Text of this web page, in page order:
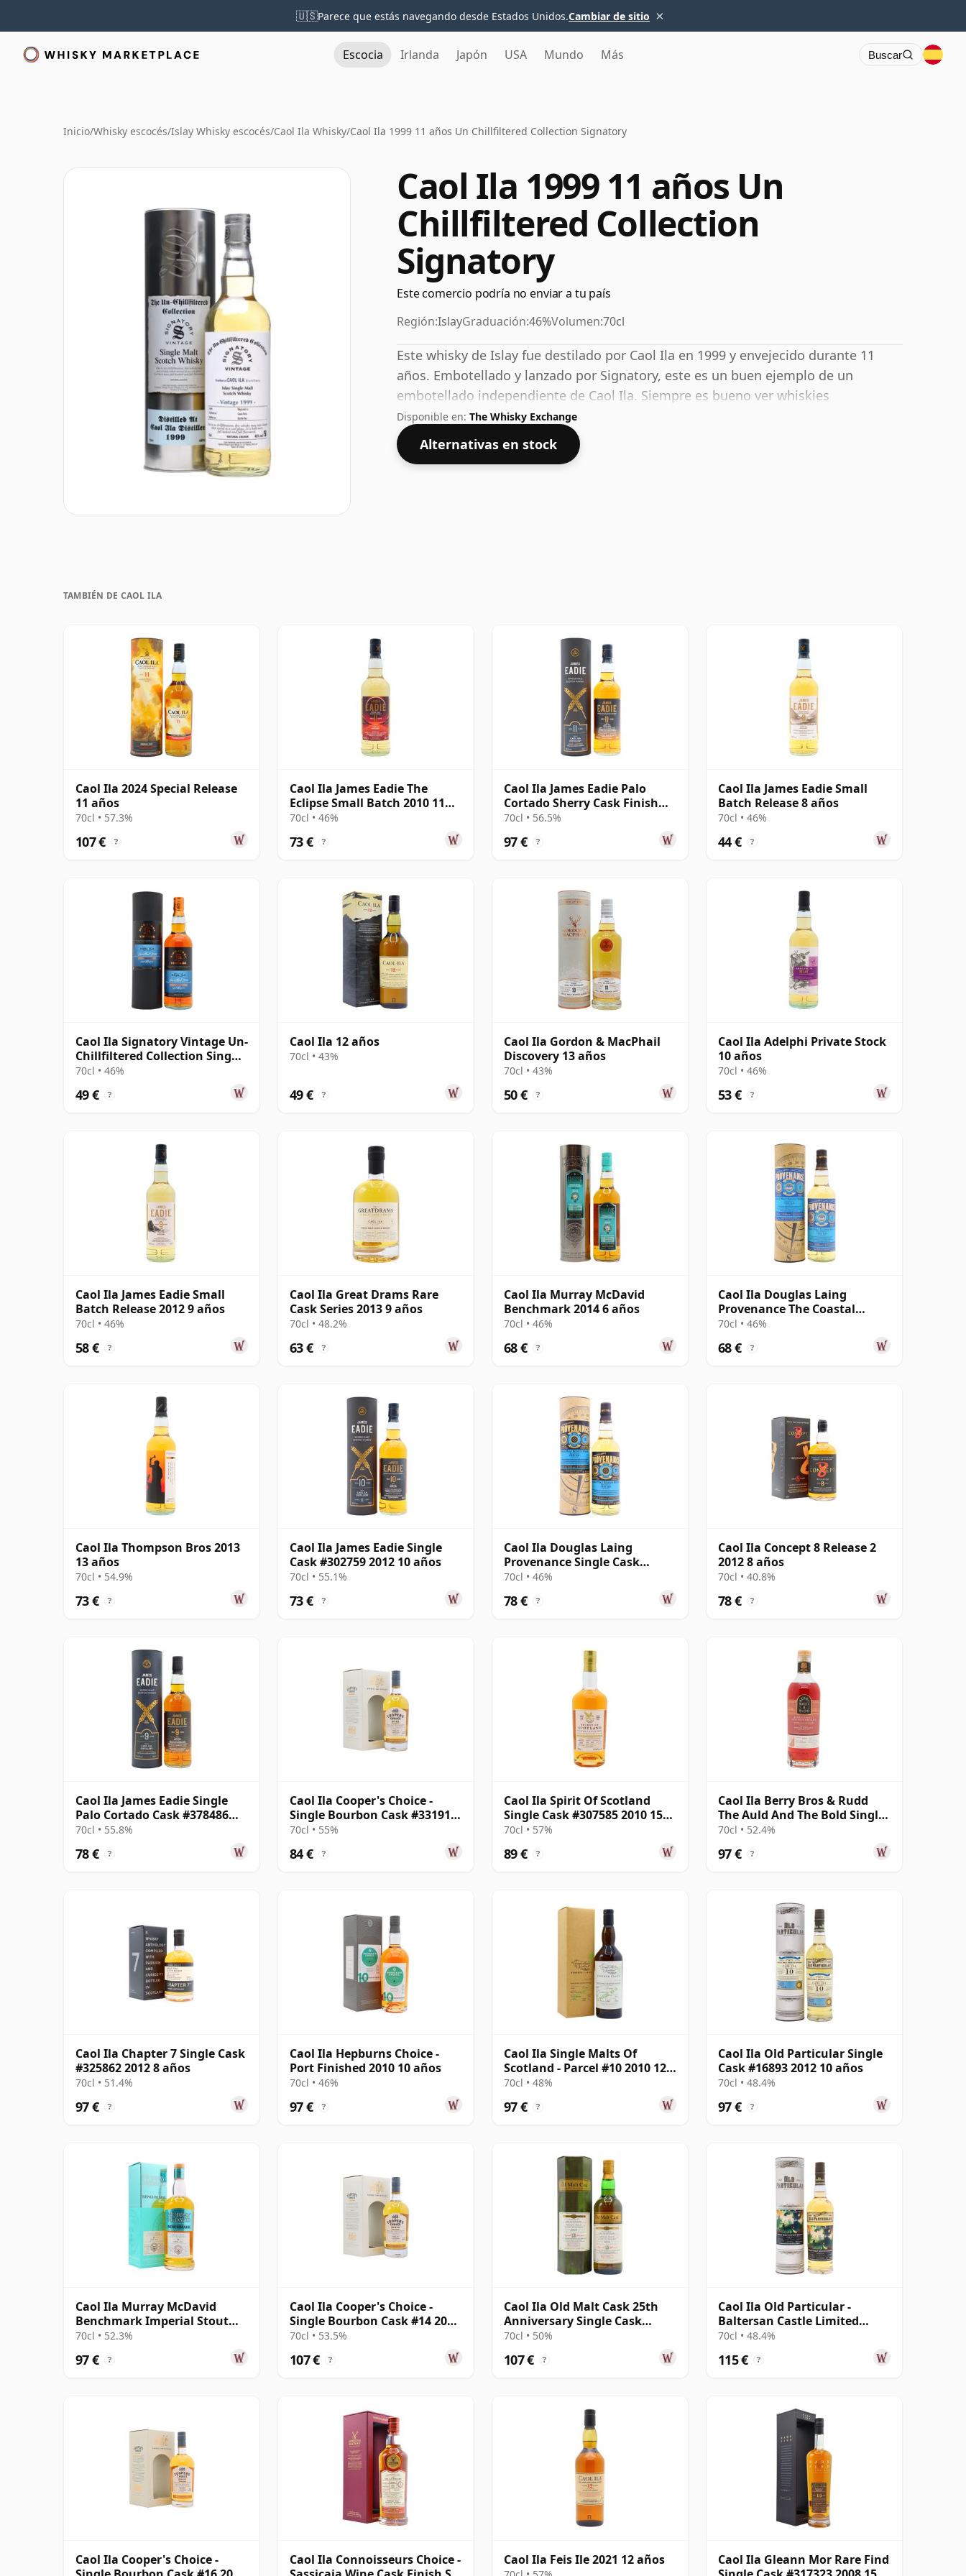
🇺🇸Parece que estás navegando desde Estados Unidos.Cambiar de sitio ×
Escocia Irlanda Japón USA Mundo Más Buscar
Inicio/Whisky escocés/Islay Whisky escocés/Caol Ila Whisky/Caol Ila 1999 11 años Un Chillfiltered Collection Signatory
Caol Ila 1999 11 años Un
Chillfiltered Collection
Signatory
Este comercio podría no enviar a tu país
Región:IslayGraduación:46%Volumen:70cl
Este whisky de Islay fue destilado por Caol Ila en 1999 y envejecido durante 11
años. Embotellado y lanzado por Signatory, este es un buen ejemplo de un
embotellado independiente de Caol Ila. Siempre es bueno ver whiskies
embotellados con un ABV del 46%; este se envía en el tamaño normal de 70 cl.
Disponible en: The Whisky Exchange
Alternativas en stock
TAMBIÉN DE CAOL ILA
Caol Ila 2024 Special Release
11 años
70cl • 57.3%
107 € ?
Caol Ila James Eadie The
Eclipse Small Batch 2010 11
años
70cl • 46%
73 € ?
Caol Ila James Eadie Palo
Cortado Sherry Cask Finish
Single 2009 11 años
70cl • 56.5%
97 € ?
Caol Ila James Eadie Small
Batch Release 8 años
70cl • 46%
44 € ?
Caol Ila Signatory Vintage Un-
Chillfiltered Collection Sing
2016 10 años
70cl • 46%
49 € ?
Caol Ila 12 años
70cl • 43%
49 € ?
Caol Ila Gordon & MacPhail
Discovery 13 años
70cl • 43%
50 € ?
Caol Ila Adelphi Private Stock
10 años
70cl • 46%
53 € ?
Caol Ila James Eadie Small
Batch Release 2012 9 años
70cl • 46%
58 € ?
Caol Ila Great Drams Rare
Cask Series 2013 9 años
70cl • 48.2%
63 € ?
Caol Ila Murray McDavid
Benchmark 2014 6 años
70cl • 46%
68 € ?
Caol Ila Douglas Laing
Provenance The Coastal
Collection Si 2012 8 años
70cl • 46%
68 € ?
Caol Ila Thompson Bros 2013
13 años
70cl • 54.9%
73 € ?
Caol Ila James Eadie Single
Cask #302759 2012 10 años
70cl • 55.1%
73 € ?
Caol Ila Douglas Laing
Provenance Single Cask
#14552 2010 10 años
70cl • 46%
78 € ?
Caol Ila Concept 8 Release 2
2012 8 años
70cl • 40.8%
78 € ?
Caol Ila James Eadie Single
Palo Cortado Cask #378486
2015 9 años
70cl • 55.8%
78 € ?
Caol Ila Cooper's Choice -
Single Bourbon Cask #331912
2012 8 años
70cl • 55%
84 € ?
Caol Ila Spirit Of Scotland
Single Cask #307585 2010 15
años
70cl • 57%
89 € ?
Caol Ila Berry Bros & Rudd
The Auld And The Bold Single
Cas 2011 14 años
70cl • 52.4%
97 € ?
Caol Ila Chapter 7 Single Cask
#325862 2012 8 años
70cl • 51.4%
97 € ?
Caol Ila Hepburns Choice -
Port Finished 2010 10 años
70cl • 46%
97 € ?
Caol Ila Single Malts Of
Scotland - Parcel #10 2010 12
años
70cl • 48%
97 € ?
Caol Ila Old Particular Single
Cask #16893 2012 10 años
70cl • 48.4%
97 € ?
Caol Ila Murray McDavid
Benchmark Imperial Stout
Cask 2012 12 años
70cl • 52.3%
97 € ?
Caol Ila Cooper's Choice -
Single Bourbon Cask #14 2008
12 años
70cl • 53.5%
107 € ?
Caol Ila Old Malt Cask 25th
Anniversary Single Cask
#56877 2010 13 años
70cl • 50%
107 € ?
Caol Ila Old Particular -
Baltersan Castle Limited
Edition 12 años
70cl • 48.4%
115 € ?
Caol Ila Cooper's Choice -
Caol Ila Connoisseurs Choice -
Caol Ila Feis Ile 2021 12 años
Caol Ila Gleann Mor Rare Find